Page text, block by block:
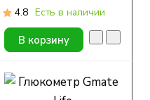
4.8 Есть в наличии
В корзину